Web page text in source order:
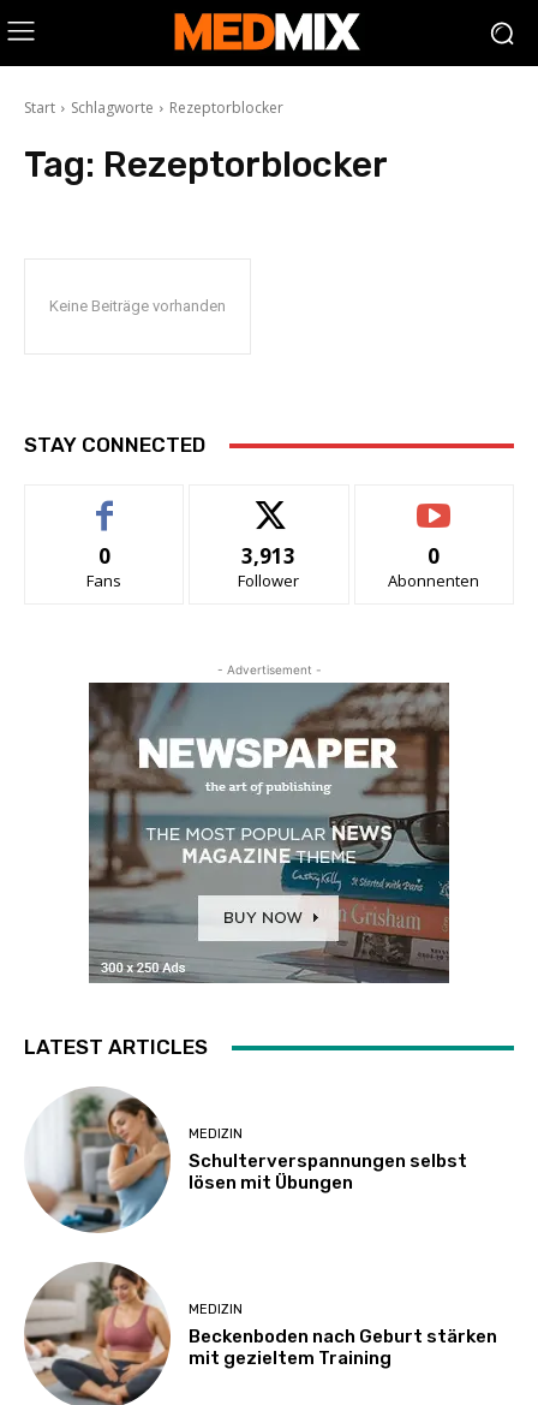
Start Schlagworte Rezeptorblocker
Tag: Rezeptorblocker
Keine Beiträge vorhanden
STAY CONNECTED
0
Fans
3,913
Follower
0
Abonnenten
- Advertisement -
LATEST ARTICLES
MEDIZIN
Schulterverspannungen selbst
lösen mit Übungen
MEDIZIN
Beckenboden nach Geburt stärken
mit gezieltem Training